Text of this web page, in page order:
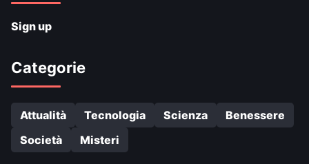
Sign up
Categorie
Attualità Tecnologia Scienza
Benessere
Società
Misteri